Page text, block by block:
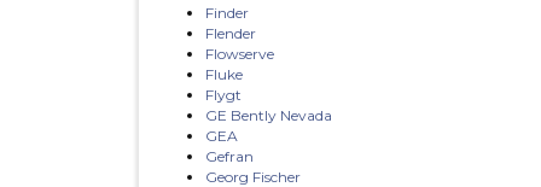
Finder
Flender
Flowserve
Fluke
Flygt
GE Bently Nevada
GEA
Gefran
Georg Fischer